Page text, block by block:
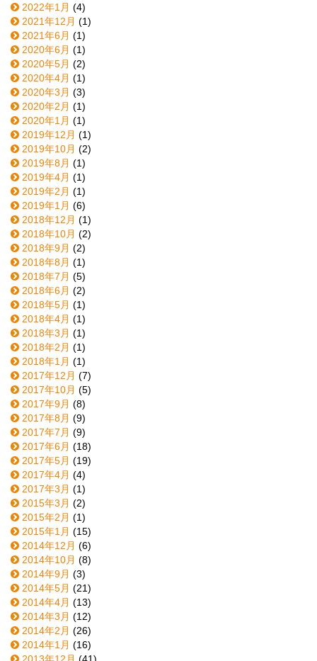
2022年1月 (4)
2021年12月 (1)
2021年6月 (1)
2020年6月 (1)
2020年5月 (2)
2020年4月 (1)
2020年3月 (3)
2020年2月 (1)
2020年1月 (1)
2019年12月 (1)
2019年10月 (2)
2019年8月 (1)
2019年4月 (1)
2019年2月 (1)
2019年1月 (6)
2018年12月 (1)
2018年10月 (2)
2018年9月 (2)
2018年8月 (1)
2018年7月 (5)
2018年6月 (2)
2018年5月 (1)
2018年4月 (1)
2018年3月 (1)
2018年2月 (1)
2018年1月 (1)
2017年12月 (7)
2017年10月 (5)
2017年9月 (8)
2017年8月 (9)
2017年7月 (9)
2017年6月 (18)
2017年5月 (19)
2017年4月 (4)
2017年3月 (1)
2015年3月 (2)
2015年2月 (1)
2015年1月 (15)
2014年12月 (6)
2014年10月 (8)
2014年9月 (3)
2014年5月 (21)
2014年4月 (13)
2014年3月 (12)
2014年2月 (26)
2014年1月 (16)
2013年12月 (41)